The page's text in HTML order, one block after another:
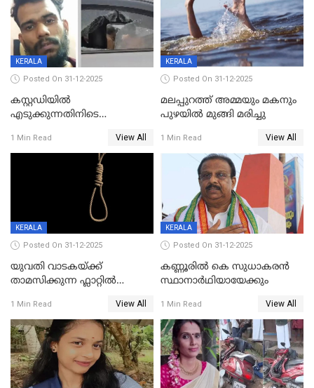
KERALA
Posted On 31-12-2025
കസ്റ്റഡിയിൽ
എടുക്കുന്നതിനിടെ
വധശ്രമക്കേസ് പ്രതി പിടിയിൽ
1 Min Read View All
KERALA
Posted On 31-12-2025
മലപ്പുറത്ത് അമ്മയും മകനും
പുഴയിൽ മുങ്ങി മരിച്ചു
1 Min Read View All
KERALA
Posted On 31-12-2025
യുവതി വാടകയ്ക്ക്
താമസിക്കുന്ന ഫ്ലാറ്റില്‍
സംഭവം കൈതപ്പൊയിലില്‍
1 Min Read View All
KERALA
Posted On 31-12-2025
കണ്ണൂരിൽ കെ സുധാകരൻ
സ്ഥാനാർഥിയായേക്കും
1 Min Read View All